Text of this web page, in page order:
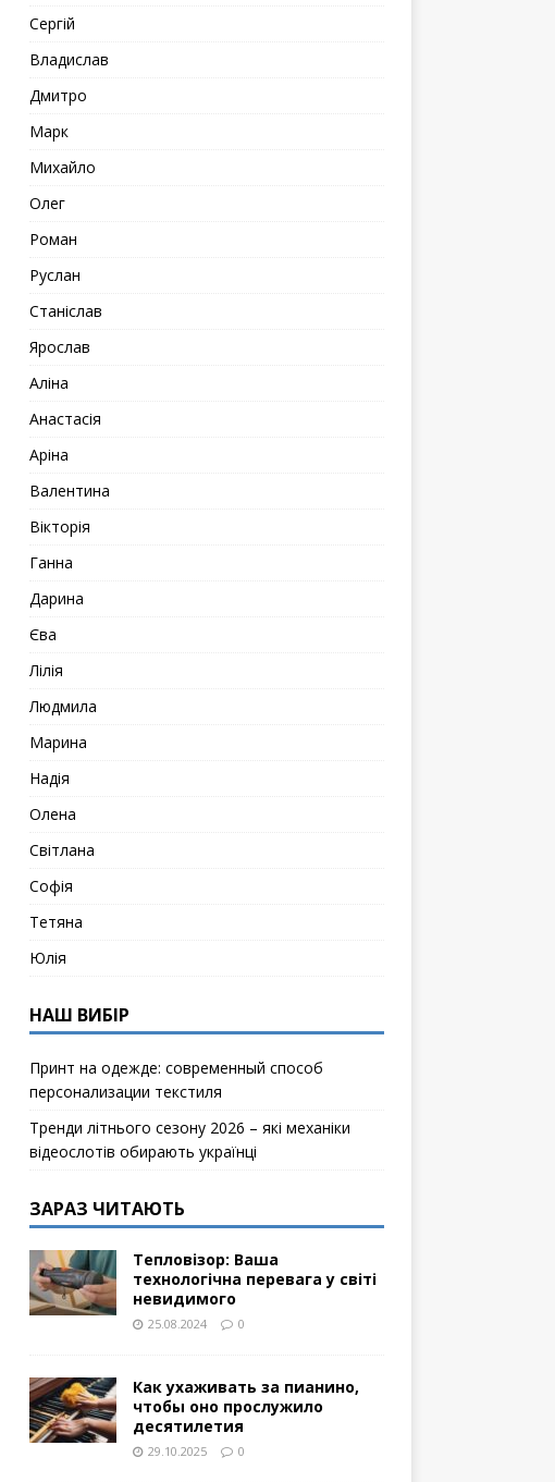
Сергій
Владислав
Дмитро
Марк
Михайло
Олег
Роман
Руслан
Станіслав
Ярослав
Аліна
Анастасія
Аріна
Валентина
Вікторія
Ганна
Дарина
Єва
Лілія
Людмила
Марина
Надія
Олена
Світлана
Софія
Тетяна
Юлія
НАШ ВИБІР
Принт на одежде: современный способ
персонализации текстиля
Тренди літнього сезону 2026 – які механіки
відеослотів обирають українці
ЗАРАЗ ЧИТАЮТЬ
Тепловізор: Ваша
технологічна перевага у світі
невидимого
25.08.2024 0
Как ухаживать за пианино,
чтобы оно прослужило
десятилетия
29.10.2025 0